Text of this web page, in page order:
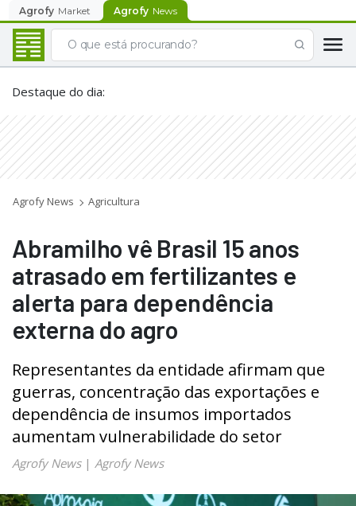
Agrofy Market Agrofy News
Destaque do dia:
Agrofy News Agricultura
Abramilho vê Brasil 15 anos
atrasado em fertilizantes e
alerta para dependência
externa do agro
Representantes da entidade afirmam que
guerras, concentração das exportações e
dependência de insumos importados
aumentam vulnerabilidade do setor
Agrofy News| Agrofy News